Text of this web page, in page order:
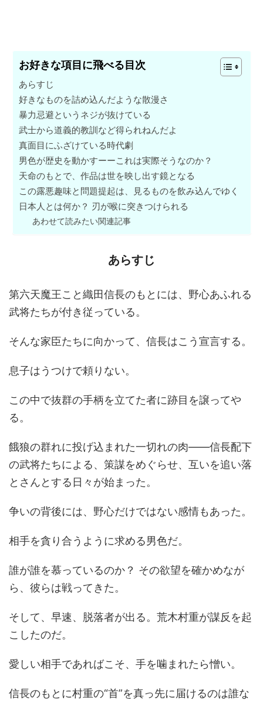
お好きな項目に飛べる目次
あらすじ
好きなものを詰め込んだような散漫さ
暴力忌避というネジが抜けている
武士から道義的教訓など得られねんだよ
真面目にふざけている時代劇
男色が歴史を動かすーーこれは実際そうなのか？
天命のもとで、作品は世を映し出す鏡となる
この露悪趣味と問題提起は、見るものを飲み込んでゆく
日本人とは何か？ 刃が喉に突きつけられる
あわせて読みたい関連記事
あらすじ
第六天魔王こと織田信長のもとには、野心あふれる
武将たちが付き従っている。
そんな家臣たちに向かって、信長はこう宣言する。
息子はうつけで頼りない。
この中で抜群の手柄を立てた者に跡目を譲ってや
る。
餓狼の群れに投げ込まれた一切れの肉――信長配下
の武将たちによる、策謀をめぐらせ、互いを追い落
とさんとする日々が始まった。
争いの背後には、野心だけではない感情もあった。
相手を貪り合うように求める男色だ。
誰が誰を慕っているのか？ その欲望を確かめなが
ら、彼らは戦ってきた。
そして、早速、脱落者が出る。荒木村重が謀反を起
こしたのだ。
愛しい相手であればこそ、手を噛まれたら憎い。
信長のもとに村重の“首”を真っ先に届けるのは誰な